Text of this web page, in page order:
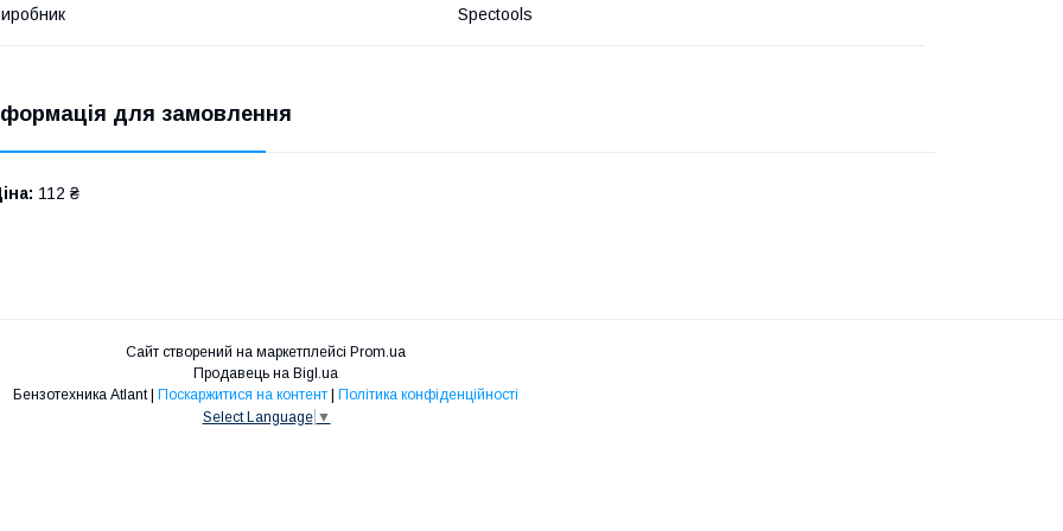
Spectools
для замовлення
112 ₴
Сайт створений на маркетплейсі Prom.ua
Продавець на Bigl.ua
Бензотехника Atlant | Поскаржитися на контент | Політика конфіденційності
Select Language ▼